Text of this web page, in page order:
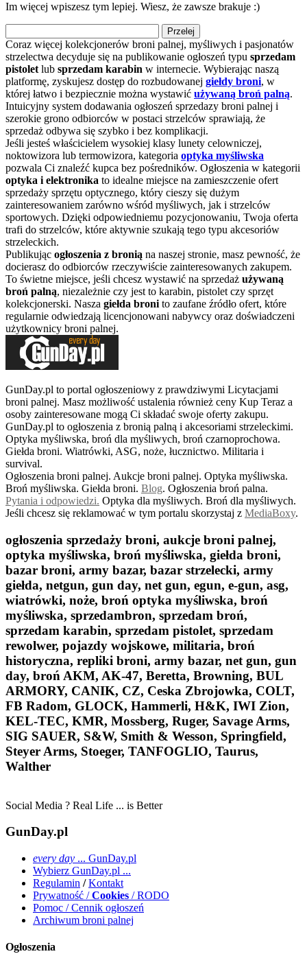
Im więcej wpiszesz tym lepiej. Wiesz, że zawsze brakuje :)
Przelej
Coraz więcej kolekcjonerów broni palnej, myśliwych i pasjonatów
strzelectwa decyduje się na publikowanie ogłoszeń typu sprzedam
pistolet lub sprzedam karabin w internecie. Wybierając naszą
platformę, zyskujesz dostęp do rozbudowanej giełdy broni, w
której łatwo i bezpiecznie można wystawić używaną broń palną.
Intuicyjny system dodawania ogłoszeń sprzedazy broni palnej i
szerokie grono odbiorców w postaci strzelców sprawiają, że
sprzedaż odbywa się szybko i bez komplikacji.
Jeśli jesteś właścicielem wysokiej klasy lunety celowniczej,
noktowizora lub termowizora, kategoria optyka myśliwska
pozwala Ci znaleźć kupca bez pośredników. Ogłoszenia w kategorii
optyka i elektronika to idealne miejsce na zamieszczenie ofert
sprzedaży sprzętu optycznego, który cieszy się dużym
zainteresowaniem zarówno wśród myśliwych, jak i strzelców
sportowych. Dzięki odpowiedniemu pozycjonowaniu, Twoja oferta
trafi do strzelców, które aktywnie szukają tego typu akcesoriów
strzeleckich.
Publikując ogłoszenia z bronią na naszej stronie, masz pewność, że
docierasz do odbiorców rzeczywiście zainteresowanych zakupem.
To świetne miejsce, jeśli chcesz wystawić na sprzedaż używaną
broń palną, niezależnie czy jest to karabin, pistolet czy sprzęt
kolekcjonerski. Nasza giełda broni to zaufane źródło ofert, które
regularnie odwiedzają licencjonowani nabywcy oraz doświadczeni
użytkownicy broni palnej.
GunDay.pl to portal ogłoszeniowy z prawdziwymi Licytacjami
broni palnej. Masz możliwość ustalenia również ceny Kup Teraz a
osoby zainteresowane mogą Ci składać swoje oferty zakupu.
GunDay.pl to ogłoszenia z bronią palną i akcesoriami strzeleckimi.
Optyka myśliwska, broń dla myśliwych, broń czarnoprochowa.
Giełda broni. Wiatrówki, ASG, noże, łucznictwo. Militaria i
survival.
Ogłoszenia broni palnej. Aukcje broni palnej. Optyka myśliwska.
Broń myśliwska. Giełda broni. Blog. Ogłoszenia broń palna.
Pytania i odpowiedzi. Optyka dla myśliwych. Broń dla myśliwych.
Jeśli chcesz się reklamować w tym portalu skorzystaj z MediaBoxy.
ogłoszenia sprzedaży broni, aukcje broni palnej,
optyka myśliwska, broń myśliwska, giełda broni,
bazar broni, army bazar, bazar strzelecki, army
giełda, netgun, gun day, net gun, egun, e-gun, asg,
wiatrówki, noże, broń optyka myśliwska, broń
myśliwska, sprzedambron, sprzedam broń,
sprzedam karabin, sprzedam pistolet, sprzedam
rewolwer, pojazdy wojskowe, militaria, broń
historyczna, repliki broni, army bazar, net gun, gun
day, broń AKM, AK-47, Beretta, Browning, BUL
ARMORY, CANIK, CZ, Ceska Zbrojowka, COLT,
FB Radom, GLOCK, Hammerli, H&K, IWI Zion,
KEL-TEC, KMR, Mossberg, Ruger, Savage Arms,
SIG SAUER, S&W, Smith & Wesson, Springfield,
Steyer Arms, Stoeger, TANFOGLIO, Taurus,
Walther
Social Media ? Real Life ... is Better
GunDay.pl
every day ... GunDay.pl
Wybierz GunDay.pl ...
Regulamin / Kontakt
Prywatność /Cookies / RODO
Pomoc / Cennik ogłoszeń
Archiwum broni palnej
Ogłoszenia